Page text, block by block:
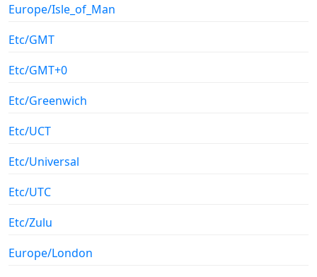
Europe/Isle_of_Man
Etc/GMT
Etc/GMT+0
Etc/Greenwich
Etc/UCT
Etc/Universal
Etc/UTC
Etc/Zulu
Europe/London